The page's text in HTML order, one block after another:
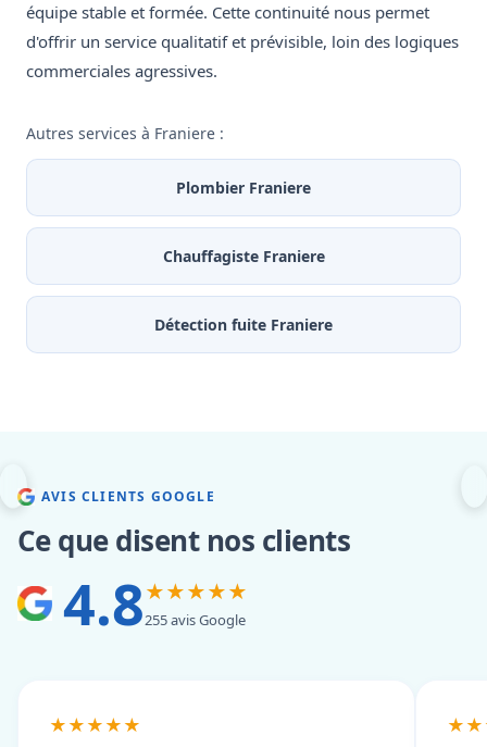
équipe stable et formée. Cette continuité nous permet
d'offrir un service qualitatif et prévisible, loin des logiques
commerciales agressives.
Autres services à Franiere :
Plombier Franiere
Chauffagiste Franiere
Détection fuite Franiere
AVIS CLIENTS GOOGLE
Ce que disent nos clients
4.8★★★★★
255 avis Google
★★★★★